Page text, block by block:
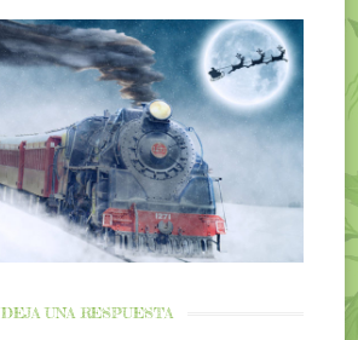
DEJA UNA RESPUESTA